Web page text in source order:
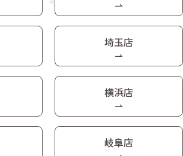
埼玉店
横浜店
岐阜店